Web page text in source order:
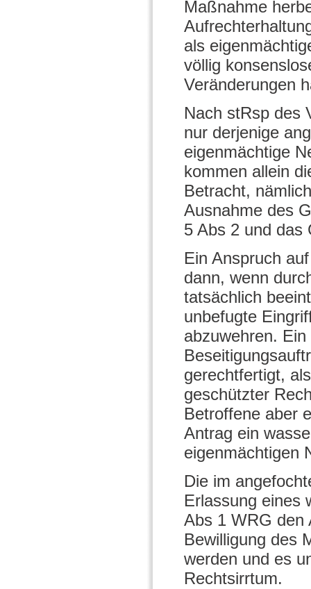
Maßnahme
als
völlig
Veränderungen
Nach stRsp des
nur derjenige
eigenmächtige
kommen allein
Betracht,
Ausnahme des
5 Abs 2 und das
Ein Anspruch
dann, wenn
tatsächlich
unbefugte
abzuwehren.
gerechtfertigt,
geschützter
Betroffene aber
Antrag ein
eigenmächtigen
Die im
Erlassung eines
Abs 1 WRG den
Bewilligung des
werden und es
Rechtsirrtum.